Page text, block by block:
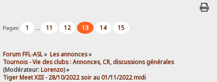
Pages: 1 ... 11 12 13 14 15
Forum FFL-ASL» Les annonces»
Tournois - Vie des clubs : Annonces, CR, discussions générales
(Modérateur:Lorenzo) »
Tiger Meet XIII - 28/10/2022 soir au 01/11/2022 midi